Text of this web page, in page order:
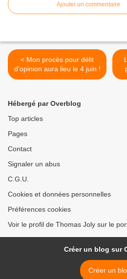
Ajouter un commentaire
< Mon procès pour délit
d'opinion aura lieu le 4 juin !
Hébergé par Overblog
Top articles
Pages
Contact
Signaler un abus
C.G.U.
Cookies et données personnelles
Préférences cookies
Voir le profil de Thomas Joly sur le
Créer un blog sur
Créer un